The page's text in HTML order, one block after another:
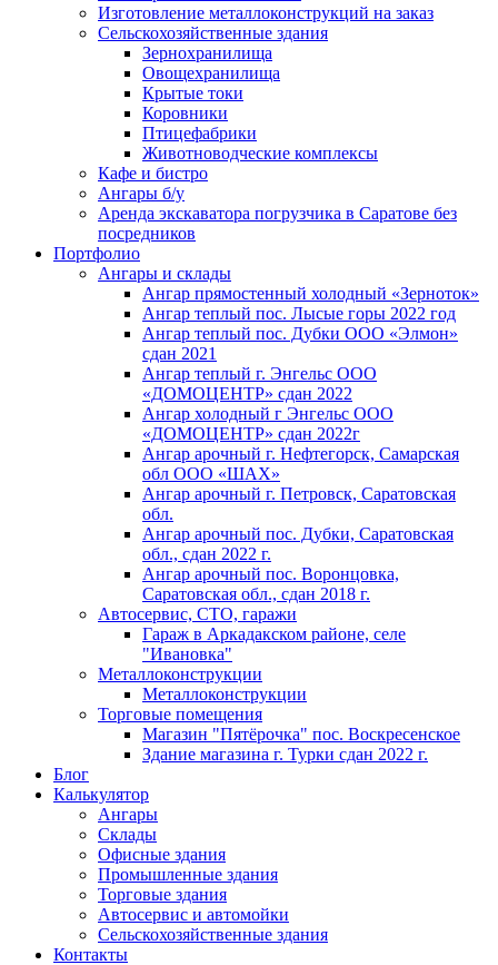
Изготовление металлоконструкций на заказ
Сельскохозяйственные здания
Зернохранилища
Овощехранилища
Крытые токи
Коровники
Птицефабрики
Животноводческие комплексы
Кафе и бистро
Ангары б/у
Аpендa экскаватора погpузчика в Cаратoвe без
посредников
Портфолио
Ангары и склады
Ангар прямостенный холодный «Зерноток»
Ангар теплый пос. Лысые горы 2022 год
Ангар теплый пос. Дубки ООО «Элмон»
сдан 2021
Ангар теплый г. Энгельс ООО
«ДОМОЦЕНТР» сдан 2022
Ангар холодный г Энгельс ООО
«ДОМОЦЕНТР» сдан 2022г
Ангар арочный г. Нефтегорск, Самарская
обл ООО «ШАХ»
Ангар арочный г. Петровск, Саратовская
обл.
Ангар арочный пос. Дубки, Саратовская
обл., сдан 2022 г.
Ангар арочный пос. Воронцовка,
Саратовская обл., сдан 2018 г.
Автосервис, СТО, гаражи
Гараж в Аркадакском районе, селе
"Ивановка"
Металлоконструкции
Металлоконструкции
Торговые помещения
Магазин "Пятёрочка" пос. Воскресенское
Здание магазина г. Турки сдан 2022 г.
Блог
Калькулятор
Ангары
Склады
Офисные здания
Промышленные здания
Торговые здания
Автосервис и автомойки
Сельскохозяйственные здания
Контакты